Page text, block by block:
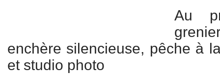
Au
enchère silencieuse, pêche à
et studio photo